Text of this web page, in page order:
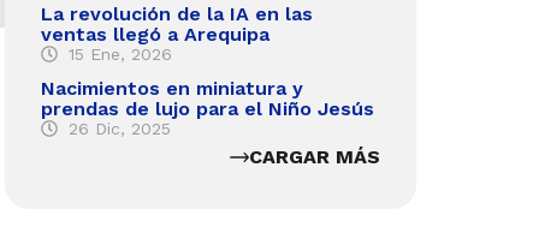
La revolución de la IA en las
ventas llegó a Arequipa
15 Ene, 2026
Nacimientos en miniatura y
prendas de lujo para el Niño Jesús
26 Dic, 2025
CARGAR MÁS